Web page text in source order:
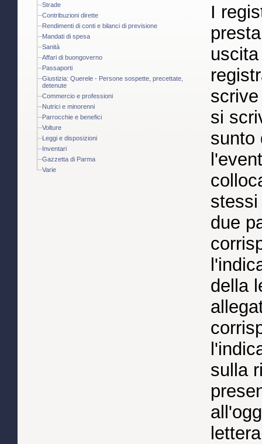
Strade
Contribuzioni dirette
Rendimenti di conti e bilanci di previsione
Mandati di spesa
Sanità
Affari di buongoverno
Passaporti
Giustizia: Querele - Persone sospette, precettate,
detenute
Commercio e professioni
Nutrici e minorenni
Parrocchie e benefici
Volture
Leggi e disposizioni
Inventari
Gazzetta di Parma
Varie
I
si
sunto
due
della
sulla